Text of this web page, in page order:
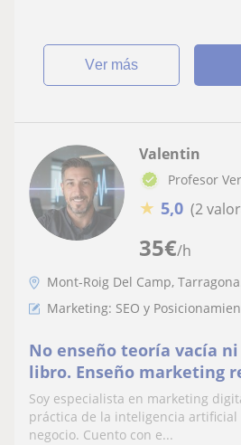
ver más
35€/h
Valentin
Profesor
★ 5,0 (2
Mont-Roig Del Camp,
Marketing: SEO y
No enseño teoría vacía
libro. Enseño marketing
aplica, del que vende, del
negocio
Soy especialista en marketing
práctica de la inteligencia
negocio. Cuento con e...